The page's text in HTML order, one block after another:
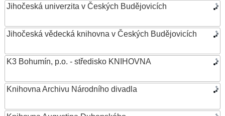
Jihočeská univerzita v Českých Budějovicích
Jihočeská vědecká knihovna v Českých Budějovicích
K3 Bohumín, p.o. - středisko KNIHOVNA
Knihovna Archivu Národního divadla